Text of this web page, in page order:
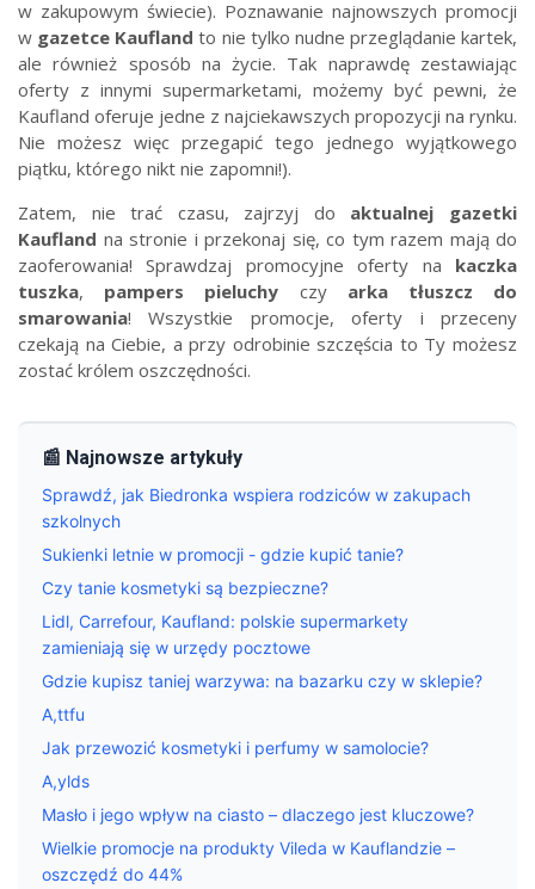
w zakupowym świecie). Poznawanie najnowszych promocji
w gazetce Kaufland to nie tylko nudne przeglądanie kartek,
ale również sposób na życie. Tak naprawdę zestawiając
oferty z innymi supermarketami, możemy być pewni, że
Kaufland oferuje jedne z najciekawszych propozycji na rynku.
Nie możesz więc przegapić tego jednego wyjątkowego
piątku, którego nikt nie zapomni!).
Zatem, nie trać czasu, zajrzyj do aktualnej gazetki
Kaufland na stronie i przekonaj się, co tym razem mają do
zaoferowania! Sprawdzaj promocyjne oferty na kaczka
tuszka, pampers pieluchy czy arka tłuszcz do
smarowania! Wszystkie promocje, oferty i przeceny
czekają na Ciebie, a przy odrobinie szczęścia to Ty możesz
zostać królem oszczędności.
📰 Najnowsze artykuły
Sprawdź, jak Biedronka wspiera rodziców w zakupach
szkolnych
Sukienki letnie w promocji - gdzie kupić tanie?
Czy tanie kosmetyki są bezpieczne?
Lidl, Carrefour, Kaufland: polskie supermarkety
zamieniają się w urzędy pocztowe
Gdzie kupisz taniej warzywa: na bazarku czy w sklepie?
A,ttfu
Jak przewozić kosmetyki i perfumy w samolocie?
A,ylds
Masło i jego wpływ na ciasto – dlaczego jest kluczowe?
Wielkie promocje na produkty Vileda w Kauflandzie –
oszczędź do 44%